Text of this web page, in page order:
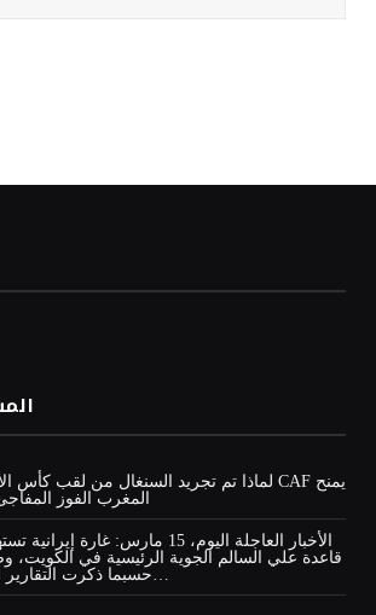
المغرب الفوز المفاجئ 3-0 – انظر
قاعدة علي السالم الجوية الرئيسية في الكويت،